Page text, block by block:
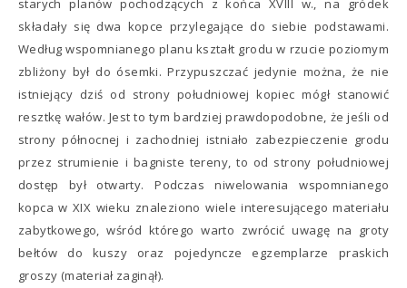
starych planów pochodzących z końca XVIII w., na gródek
składały się dwa kopce przylegające do siebie podstawami.
Według wspomnianego planu kształt grodu w rzucie poziomym
zbliżony był do ósemki. Przypuszczać jedynie można, że nie
istniejący dziś od strony południowej kopiec mógł stanowić
resztkę wałów. Jest to tym bardziej prawdopodobne, że jeśli od
strony północnej i zachodniej istniało zabezpieczenie grodu
przez strumienie i bagniste tereny, to od strony południowej
dostęp był otwarty. Podczas niwelowania wspomnianego
kopca w XIX wieku znaleziono wiele interesującego materiału
zabytkowego, wśród którego warto zwrócić uwagę na groty
bełtów do kuszy oraz pojedyncze egzemplarze praskich
groszy (materiał zaginął).